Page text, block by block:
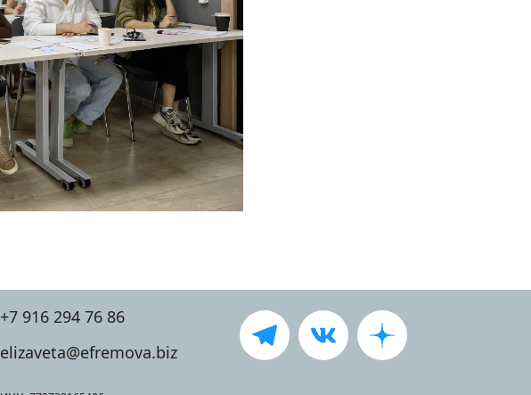
+7 916 294 76 86
elizaveta@efremova.biz